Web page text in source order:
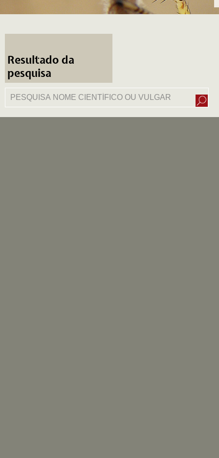
Resultado da
pesquisa